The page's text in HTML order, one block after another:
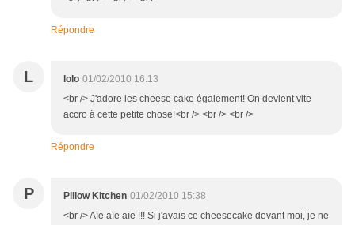
Répondre
L lolo 01/02/2010 16:13
<br /> J'adore les cheese cake également! On devient vite
accro à cette petite chose!<br /> <br /> <br />
Répondre
P Pillow Kitchen 01/02/2010 15:38
<br /> Aïe aïe aïe !!! Si j'avais ce cheesecake devant moi, je ne